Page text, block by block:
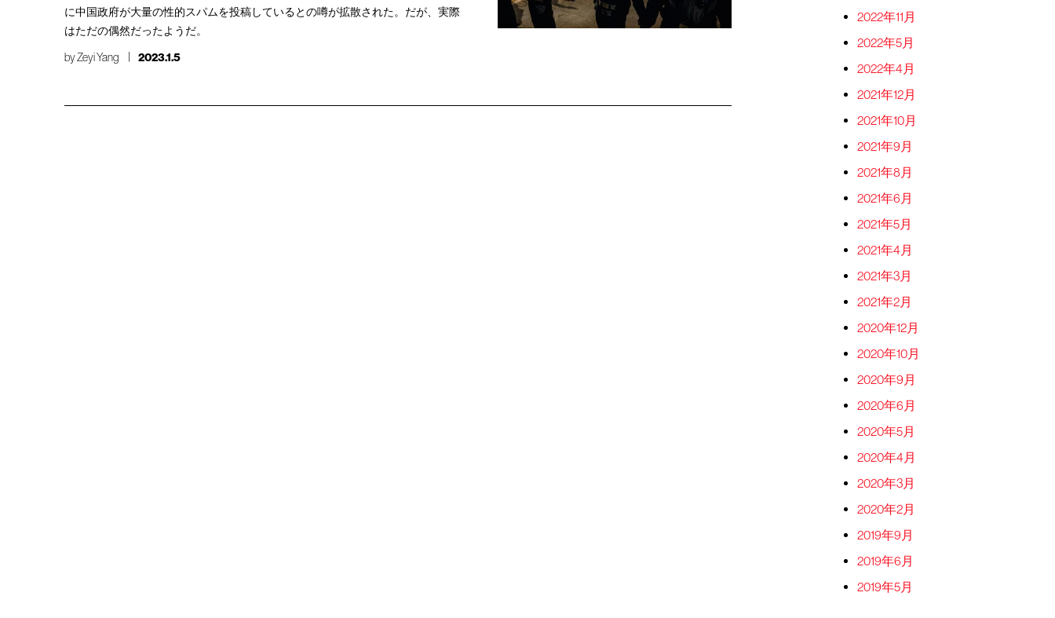
に中国政府が大量の性的スパムを投稿しているとの噂が拡散された。だが、実際
はただの偶然だったようだ。
byZeyi Yang 2023.1.5
2022年11月
2022年5月
2022年4月
2021年12月
2021年10月
2021年9月
2021年8月
2021年6月
2021年5月
2021年4月
2021年3月
2021年2月
2020年12月
2020年10月
2020年9月
2020年6月
2020年5月
2020年4月
2020年3月
2020年2月
2019年9月
2019年6月
2019年5月